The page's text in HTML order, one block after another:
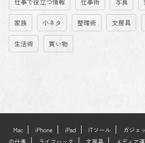
家族 小ネタ 整理術 文房具
生活術 買い物
Mac iPhone iPad ITツール ガジェ
の仕事
ライフハック 文房具 メディア